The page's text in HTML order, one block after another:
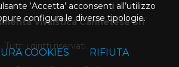
Vivaistica Cannetese Srl
Tutti i diritti riservati
‘Accetta’ acconsenti all’utilizzo
configura le diverse tipologie.
COOKIES RIFIUTA